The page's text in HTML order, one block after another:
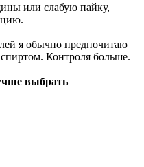
или слабую пайку,
я обычно предпочитаю
Контроля больше.
выбрать